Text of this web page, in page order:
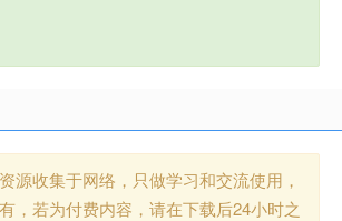
源收集于网络，只做学习和交流使用，
，若为付费内容，请在下载后24小时之